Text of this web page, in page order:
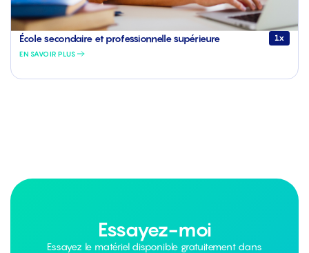
École secondaire et professionnelle supérieure 1x
EN SAVOIR PLUS
Essayez-moi
Essayez le matériel disponible gratuitement dans